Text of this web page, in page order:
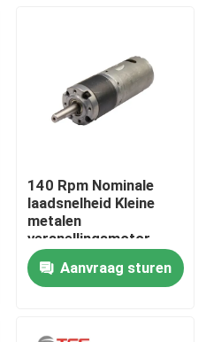
140 Rpm Nominale
laadsnelheid Kleine
metalen
versnellingsmotor
voor en met ≤ 30 A
stilstandstroom
Aanvraag sturen